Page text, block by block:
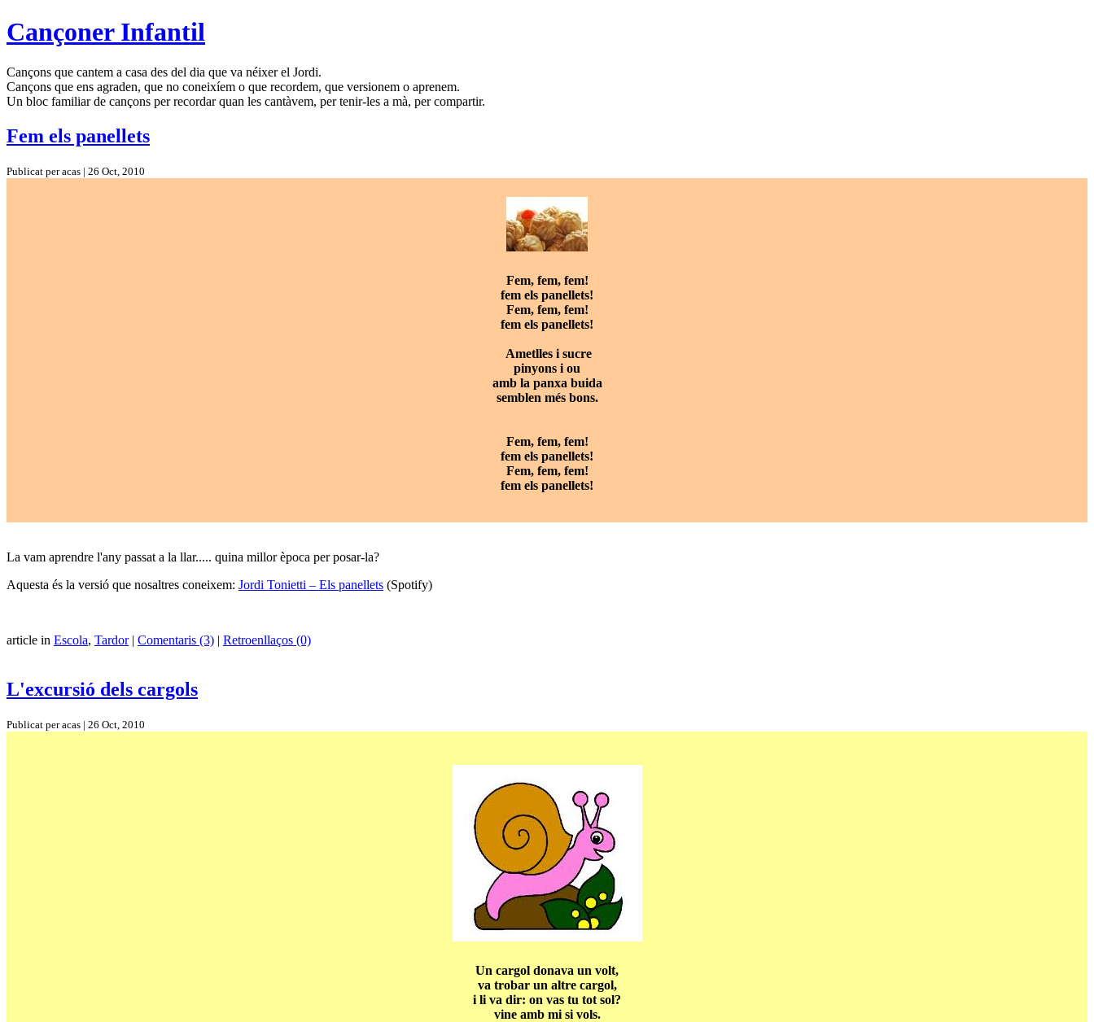
Cançoner Infantil
Cançons que cantem a casa des del dia que va néixer el Jordi.
Cançons que ens agraden, que no coneixíem o que recordem, que versionem o aprenem.
Un bloc familiar de cançons per recordar quan les cantàvem, per tenir-les a mà, per compartir.
Fem els panellets
Publicat per acas | 26 Oct, 2010
Fem, fem, fem!
fem els panellets!
Fem, fem, fem!
fem els panellets!
Ametlles i sucre
pinyons i ou
amb la panxa buida
semblen més bons.
Fem, fem, fem!
fem els panellets!
Fem, fem, fem!
fem els panellets!
La vam aprendre l'any passat a la llar..... quina millor època per posar-la?
Aquesta és la versió que nosaltres coneixem: Jordi Tonietti – Els panellets (Spotify)
article in Escola, Tardor| Comentaris (3) | Retroenllaços (0)
L'excursió dels cargols
Publicat per acas | 26 Oct, 2010
Un cargol donava un volt,
va trobar un altre cargol,
i li va dir: on vas tu tot sol?
vine amb mi si vols.